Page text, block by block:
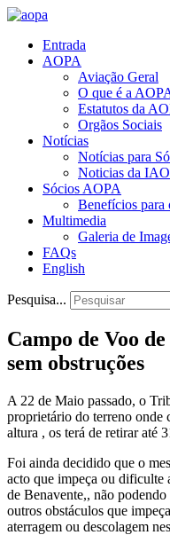
Entrada
AOPA
Aviação Geral
O que é a
Estatutos da
Orgãos Sociais
Notícias
Notícias para
Noticias da
Sócios AOPA
Benefícios para
Multimedia
Galeria de
FAQs
English
Pesquisa...
Campo de Voo
sem obstruções
A 22 de Maio passado, o
proprietário do terreno onde
altura , os terá de retirar até
Foi ainda decidido que o
acto que impeça ou dificulte
de Benavente,, não
outros obstáculos que
aterragem ou descolagem